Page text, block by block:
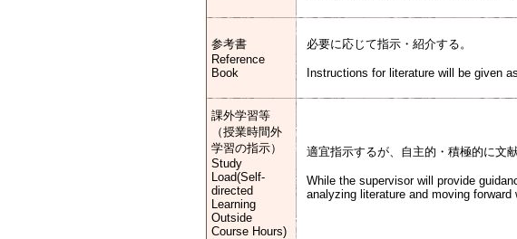
参考書
Reference
Book
必要に応じて指示・紹介する。
Instructions for literature will be given
課外学習等
（授業時間外
学習の指示）
Study
Load(Self-
directed
Learning
Outside
Course Hours)
適宜指示するが、自主的・積極的に文
While the supervisor will provide
analyzing literature and moving